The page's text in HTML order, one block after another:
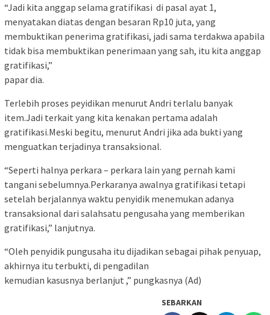
“Jadi kita anggap selama gratifikasi di pasal ayat 1,
menyatakan diatas dengan besaran Rp10 juta, yang
membuktikan penerima gratifikasi, jadi sama terdakwa apabila
tidak bisa membuktikan penerimaan yang sah, itu kita anggap
gratifikasi,”
papar dia.
Terlebih proses peyidikan menurut Andri terlalu banyak
item.Jadi terkait yang kita kenakan pertama adalah
gratifikasi.Meski begitu, menurut Andri jika ada bukti yang
menguatkan terjadinya transaksional.
“Seperti halnya perkara – perkara lain yang pernah kami
tangani sebelumnya.Perkaranya awalnya gratifikasi tetapi
setelah berjalannya waktu penyidik menemukan adanya
transaksional dari salahsatu pengusaha yang memberikan
gratifikasi,” lanjutnya.
“Oleh penyidik pungusaha itu dijadikan sebagai pihak penyuap,
akhirnya itu terbukti, di pengadilan
kemudian kasusnya berlanjut ,” pungkasnya (Ad)
SEBARKAN